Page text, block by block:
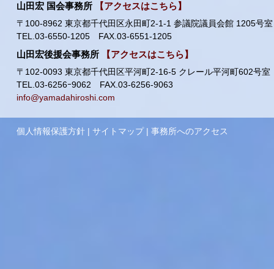
山田宏 国会事務所 【アクセスはこちら】
〒100-8962 東京都千代田区永田町2-1-1 参議院議員会館 1205号室
TEL.03-6550-1205 FAX.03-6551-1205
山田宏後援会事務所 【アクセスはこちら】
〒102-0093 東京都千代田区平河町2-16-5 クレール平河町602号室
TEL.03-6256ｰ9062 FAX.03-6256-9063
info@yamadahiroshi.com
個人情報保護方針 |サイトマップ |事務所へのアクセス